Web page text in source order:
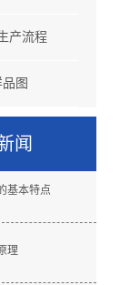
产流程
品图
闻
基本特点
理